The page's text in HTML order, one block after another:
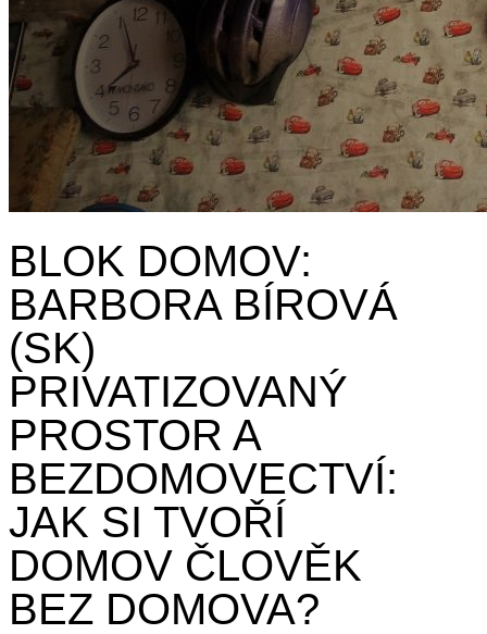
BLOK DOMOV:
BARBORA BÍROVÁ
(SK)
PRIVATIZOVANÝ
PROSTOR A
BEZDOMOVECTVÍ:
JAK SI TVOŘÍ
DOMOV ČLOVĚK
BEZ DOMOVA?